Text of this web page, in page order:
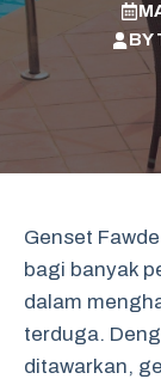
BY
Genset
bagi banyak
dalam
terduga.
ditawarkan,